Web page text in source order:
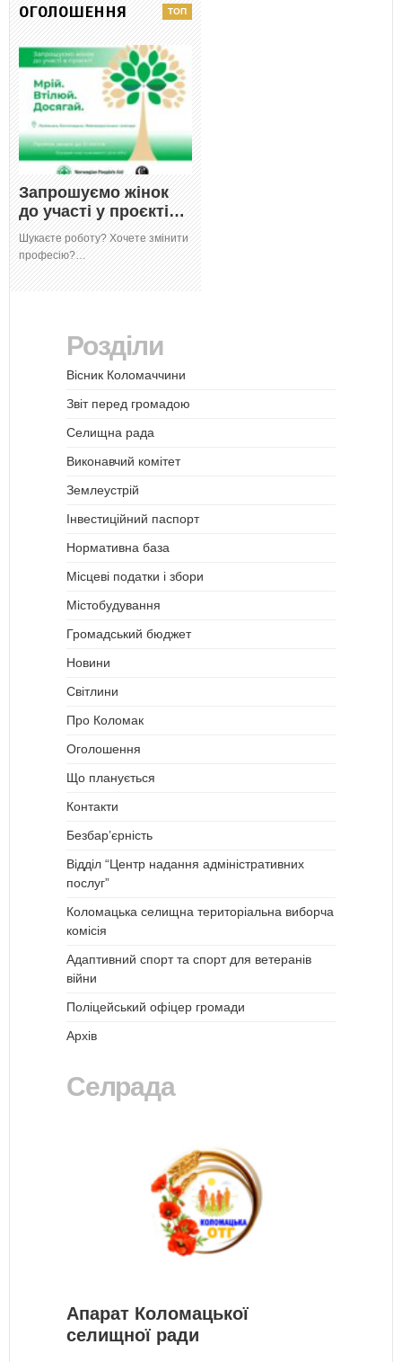
ОГОЛОШЕННЯ
Запрошуємо жінок
до участі у проєкті…
Шукаєте роботу? Хочете змінити
професію?…
Розділи
Вісник Коломаччини
Звіт перед громадою
Селищна рада
Виконавчий комітет
Землеустрій
Інвестиційний паспорт
Нормативна база
Місцеві податки і збори
Містобудування
Громадський бюджет
Новини
Світлини
Про Коломак
Оголошення
Що планується
Контакти
Безбар’єрність
Відділ “Центр надання адміністративних
послуг”
Коломацька селищна територіальна виборча
комісія
Адаптивний спорт та спорт для ветеранів
війни
Поліцейський офіцер громади
Архів
Селрада
Апарат Коломацької
селищної ради